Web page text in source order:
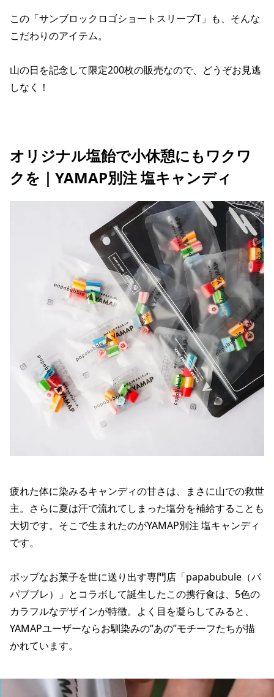
この「サンブロックロゴショートスリーブT」も、そんな
こだわりのアイテム。
山の日を記念して限定200枚の販売なので、どうぞお見逃
しなく！
オリジナル塩飴で小休憩にもワクワ
クを｜YAMAP別注 塩キャンディ
疲れた体に染みるキャンディの甘さは、まさに山での救世
主。さらに夏は汗で流れてしまった塩分を補給することも
大切です。そこで生まれたのがYAMAP別注 塩キャンディ
です。
ポップなお菓子を世に送り出す専門店「papabubule（パ
パブブレ）」とコラボして誕生したこの携行食は、5色の
カラフルなデザインが特徴。よく目を凝らしてみると、
YAMAPユーザーならお馴染みの“あの”モチーフたちが描
かれています。